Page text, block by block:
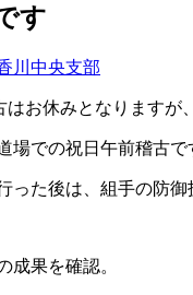
す
川中央支部
お休みとなりますが
場での祝日午前稽古で
った後は、組手の防御
成果を確認。